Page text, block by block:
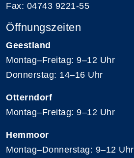
Fax: 04743 9221-55
Öffnungszeiten
Geestland
Montag–Freitag: 9–12 Uhr
Donnerstag: 14–16 Uhr
Otterndorf
Montag–Freitag: 9–12 Uhr
Hemmoor
Montag–Donnerstag: 9–12 Uhr